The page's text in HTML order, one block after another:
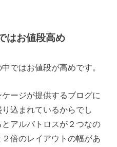
はお値段高め
ではお値段が高めです。
ージが提供するブログに
込まれているからでし
アルバトロスが２つなの
倍のレイアウトの幅があ